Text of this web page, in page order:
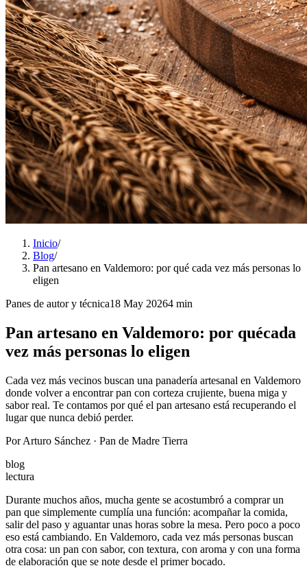
Inicio/
Blog/
Pan artesano en Valdemoro: por qué cada vez más personas lo
eligen
Panes de autor y técnica18 May 20264 min
Pan artesano en Valdemoro: por quécada
vez más personas lo eligen
Cada vez más vecinos buscan una panadería artesanal en Valdemoro
donde volver a encontrar pan con corteza crujiente, buena miga y
sabor real. Te contamos por qué el pan artesano está recuperando el
lugar que nunca debió perder.
Por Arturo Sánchez · Pan de Madre Tierra
blog
lectura
Durante muchos años, mucha gente se acostumbró a comprar un
pan que simplemente cumplía una función: acompañar la comida,
salir del paso y aguantar unas horas sobre la mesa. Pero poco a poco
eso está cambiando. En Valdemoro, cada vez más personas buscan
otra cosa: un pan con sabor, con textura, con aroma y con una forma
de elaboración que se note desde el primer bocado.